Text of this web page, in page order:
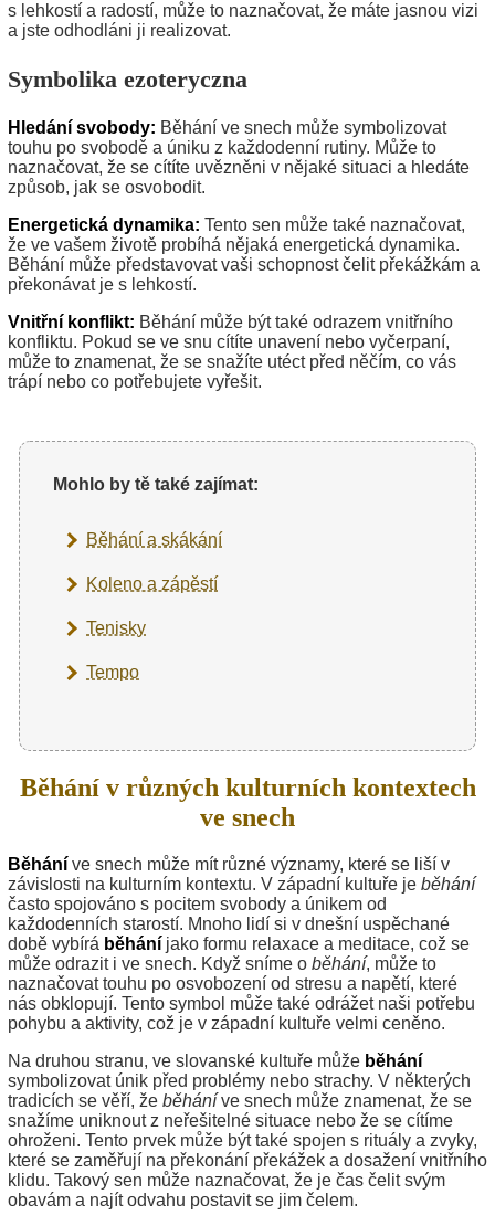
s lehkostí a radostí, může to naznačovat, že máte jasnou vizi
a jste odhodláni ji realizovat.
Symbolika ezoteryczna
Hledání svobody: Běhání ve snech může symbolizovat
touhu po svobodě a úniku z každodenní rutiny. Může to
naznačovat, že se cítíte uvězněni v nějaké situaci a hledáte
způsob, jak se osvobodit.
Energetická dynamika: Tento sen může také naznačovat,
že ve vašem životě probíhá nějaká energetická dynamika.
Běhání může představovat vaši schopnost čelit překážkám a
překonávat je s lehkostí.
Vnitřní konflikt: Běhání může být také odrazem vnitřního
konfliktu. Pokud se ve snu cítíte unavení nebo vyčerpaní,
může to znamenat, že se snažíte utéct před něčím, co vás
trápí nebo co potřebujete vyřešit.
Mohlo by tě také zajímat:
Běhání a skákání
Koleno a zápěstí
Tenisky
Tempo
Běhání v různých kulturních kontextech
ve snech
Běhání ve snech může mít různé významy, které se liší v
závislosti na kulturním kontextu. V západní kultuře je běhání
často spojováno s pocitem svobody a únikem od
každodenních starostí. Mnoho lidí si v dnešní uspěchané
době vybírá běhání jako formu relaxace a meditace, což se
může odrazit i ve snech. Když sníme o běhání, může to
naznačovat touhu po osvobození od stresu a napětí, které
nás obklopují. Tento symbol může také odrážet naši potřebu
pohybu a aktivity, což je v západní kultuře velmi ceněno.
Na druhou stranu, ve slovanské kultuře může běhání
symbolizovat únik před problémy nebo strachy. V některých
tradicích se věří, že běháníve snech může znamenat, že se
snažíme uniknout z neřešitelné situace nebo že se cítíme
ohroženi. Tento prvek může být také spojen s rituály a zvyky,
které se zaměřují na překonání překážek a dosažení vnitřního
klidu. Takový sen může naznačovat, že je čas čelit svým
obavám a najít odvahu postavit se jim čelem.